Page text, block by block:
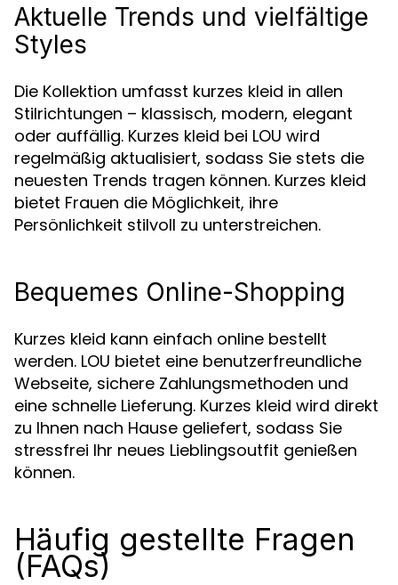
Aktuelle Trends und vielfältige
Styles
Die Kollektion umfasst kurzes kleid in allen
Stilrichtungen – klassisch, modern, elegant
oder auffällig. Kurzes kleid bei LOU wird
regelmäßig aktualisiert, sodass Sie stets die
neuesten Trends tragen können. Kurzes kleid
bietet Frauen die Möglichkeit, ihre
Persönlichkeit stilvoll zu unterstreichen.
Bequemes Online-Shopping
Kurzes kleid kann einfach online bestellt
werden. LOU bietet eine benutzerfreundliche
Webseite, sichere Zahlungsmethoden und
eine schnelle Lieferung. Kurzes kleid wird direkt
zu Ihnen nach Hause geliefert, sodass Sie
stressfrei Ihr neues Lieblingsoutfit genießen
können.
Häufig gestellte Fragen
(FAQs)